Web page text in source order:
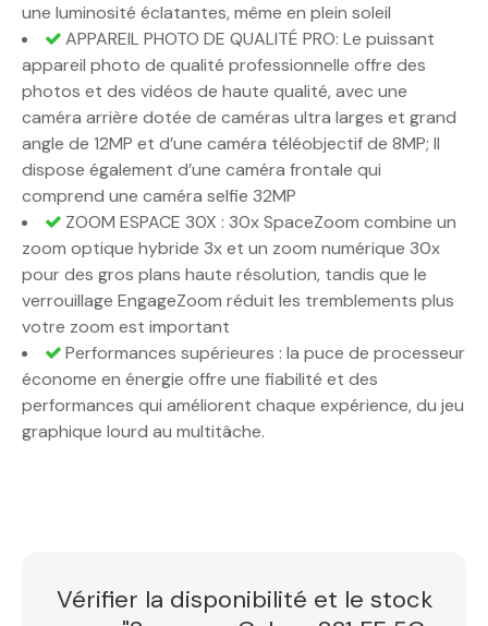
une luminosité éclatantes, même en plein soleil
APPAREIL PHOTO DE QUALITÉ PRO: Le puissant
appareil photo de qualité professionnelle offre des
photos et des vidéos de haute qualité, avec une
caméra arrière dotée de caméras ultra larges et grand
angle de 12MP et d’une caméra téléobjectif de 8MP; Il
dispose également d’une caméra frontale qui
comprend une caméra selfie 32MP
ZOOM ESPACE 30X : 30x SpaceZoom combine un
zoom optique hybride 3x et un zoom numérique 30x
pour des gros plans haute résolution, tandis que le
verrouillage EngageZoom réduit les tremblements plus
votre zoom est important
Performances supérieures : la puce de processeur
économe en énergie offre une fiabilité et des
performances qui améliorent chaque expérience, du jeu
graphique lourd au multitâche.
Vérifier la disponibilité et le stock